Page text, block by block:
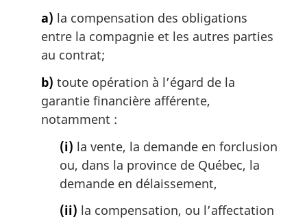
a) la compensation des obligations
entre la compagnie et les autres parties
au contrat;
b) toute opération à l’égard de la
garantie financière afférente,
notamment :
(i) la vente, la demande en forclusion
ou, dans la province de Québec, la
demande en délaissement,
(ii) la compensation, ou l’affectation